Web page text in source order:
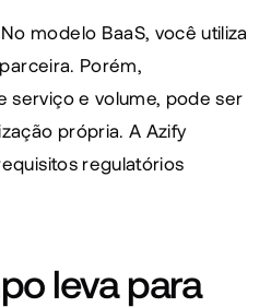
modelo BaaS, você utiliza
Porém,
serviço e volume, pode ser
própria. A Azify
regulatórios
leva para